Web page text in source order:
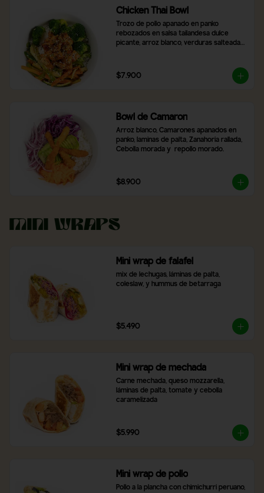
Chicken Thai Bowl
Trozo de pollo apanado en panko
rebozados en salsa tailandesa dulce
picante, arroz blanco, verduras salteadas,
$7.900
Bowl de Camaron
Arroz blanco, Camarones apanados en
panko, laminas de palta, Zanahoria rallada,
Cebolla morada y  repollo morado.
$8.900
Mini Wraps
Mini wrap de falafel
mix de lechugas, láminas de palta,
coleslaw, y hummus de betarraga
$5.490
Mini wrap de mechada
Carne mechada, queso mozzarella,
láminas de palta, tomate y cebolla
caramelizada
$5.990
Mini wrap de pollo
Pollo a la plancha con chimichurri peruano,